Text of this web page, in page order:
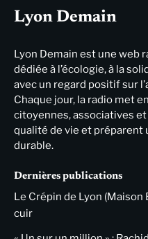
Lyon Demain
Lyon Demain est une web
dédiée à l’écologie, à la
avec un regard positif sur
Chaque jour, la radio met
citoyennes, associatives
qualité de vie et préparent
durable.
Dernières publications
Le Crépin de Lyon (Maison
cuir